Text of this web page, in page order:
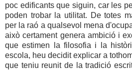
poc edificants que siguin, car les
poden trobar la utilitat. De totes
per la raó a qualsevol mena
això certament genera ambició i
queestimen la filosofia i la
escola, heu decidit explicar a
que teniu reunit de la tradició